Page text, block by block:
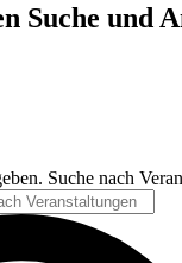
Suche und
Suche nach